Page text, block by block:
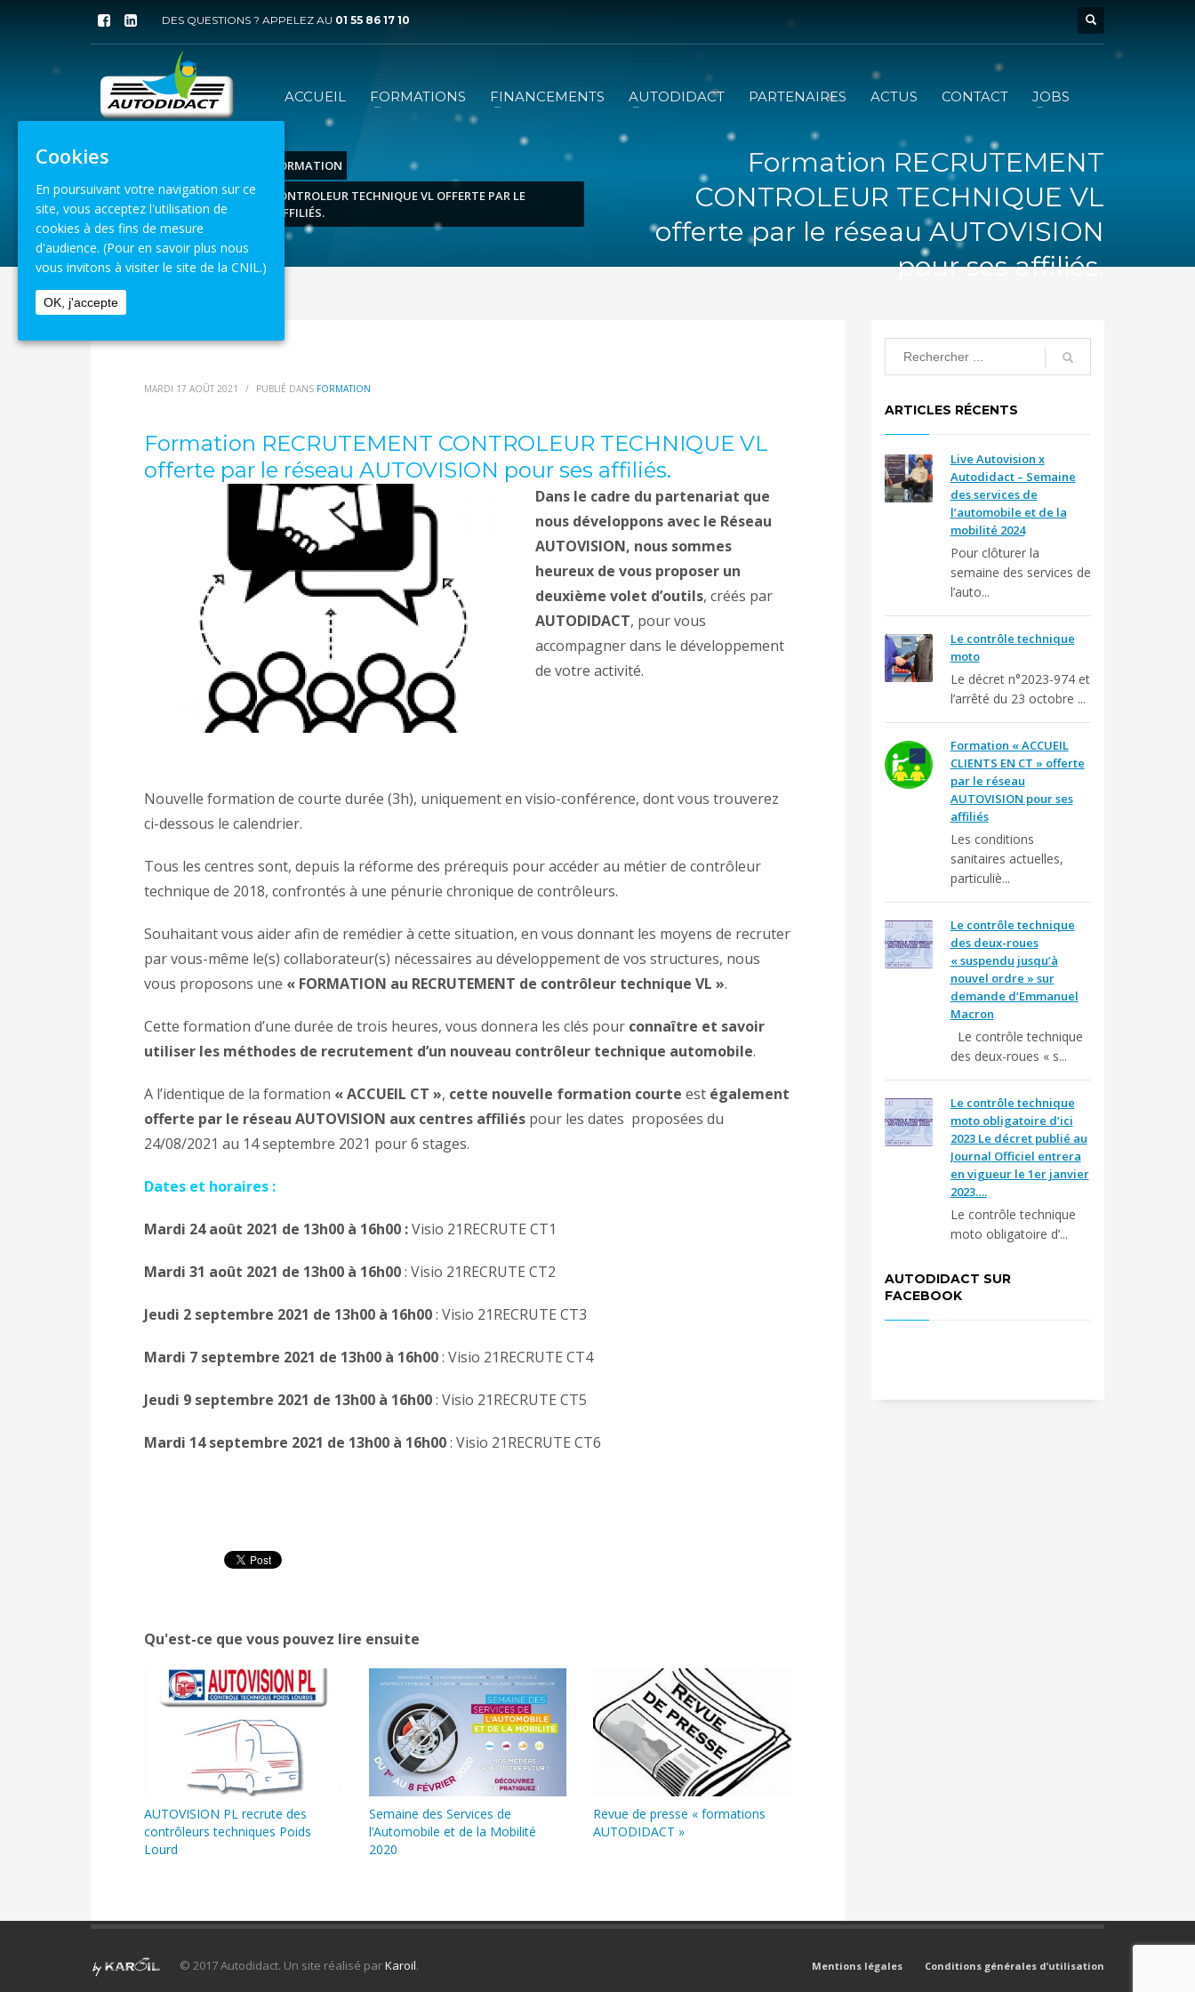
DES QUESTIONS ? APPELEZ AU 01 55 86 17 10
ACCUEIL FORMATIONS FINANCEMENTS AUTODIDACT PARTENAIRES ACTUS CONTACT JOBS
ACCUEIL
FORMATION
FORMATION RECRUTEMENT CONTROLEUR TECHNIQUE VL OFFERTE PAR LE
RÉSEAU AUTOVISION POUR SES AFFILIÉS.
8 août 2026
Formation RECRUTEMENT
CONTROLEUR TECHNIQUE VL
offerte par le réseau AUTOVISION
pour ses affiliés.
MARDI 17 AOÛT 2021 / PUBLIÉ DANS FORMATION
Formation RECRUTEMENT CONTROLEUR TECHNIQUE VL
offerte par le réseau AUTOVISION pour ses affiliés.
Dans le cadre du partenariat que
nous développons avec le Réseau
AUTOVISION, nous sommes
heureux de vous proposer un
deuxième volet d’outils, créés par
AUTODIDACT, pour vous
accompagner dans le développement
de votre activité.
Nouvelle formation de courte durée (3h), uniquement en visio-conférence, dont vous trouverez
ci-dessous le calendrier.
Tous les centres sont, depuis la réforme des prérequis pour accéder au métier de contrôleur
technique de 2018, confrontés à une pénurie chronique de contrôleurs.
Souhaitant vous aider afin de remédier à cette situation, en vous donnant les moyens de recruter
par vous-même le(s) collaborateur(s) nécessaires au développement de vos structures, nous
vous proposons une « FORMATION au RECRUTEMENT de contrôleur technique VL ».
Cette formation d’une durée de trois heures, vous donnera les clés pour connaître et savoir
utiliser les méthodes de recrutement d’un nouveau contrôleur technique automobile.
A l’identique de la formation « ACCUEIL CT », cette nouvelle formation courte est également
offerte par le réseau AUTOVISION aux centres affiliés pour les dates proposées du
24/08/2021 au 14 septembre 2021 pour 6 stages.
Dates et horaires :
Mardi 24 août 2021 de 13h00 à 16h00 :Visio 21RECRUTE CT1
Mardi 31 août 2021 de 13h00 à 16h00: Visio 21RECRUTE CT2
Jeudi 2 septembre 2021 de 13h00 à 16h00: Visio 21RECRUTE CT3
Mardi 7 septembre 2021 de 13h00 à 16h00: Visio 21RECRUTE CT4
Jeudi 9 septembre 2021 de 13h00 à 16h00: Visio 21RECRUTE CT5
Mardi 14 septembre 2021 de 13h00 à 16h00: Visio 21RECRUTE CT6
Qu'est-ce que vous pouvez lire ensuite
AUTOVISION PL recrute des
contrôleurs techniques Poids
Lourd
Semaine des Services de
l’Automobile et de la Mobilité
2020
Revue de presse « formations
AUTODIDACT »
ARTICLES RÉCENTS
Live Autovision x
Autodidact – Semaine
des services de
l’automobile et de la
mobilité 2024
Pour clôturer la
semaine des services de
l’auto...
Le contrôle technique
moto
Le décret n°2023-974 et
l’arrêté du 23 octobre ...
Formation « ACCUEIL
CLIENTS EN CT » offerte
par le réseau
AUTOVISION pour ses
affiliés
Les conditions
sanitaires actuelles,
particuliè...
Le contrôle technique
des deux-roues
« suspendu jusqu’à
nouvel ordre » sur
demande d’Emmanuel
Macron
Le contrôle technique
des deux-roues « s...
Le contrôle technique
moto obligatoire d’ici
2023 Le décret publié au
Journal Officiel entrera
en vigueur le 1er janvier
2023….
Le contrôle technique
moto obligatoire d’...
AUTODIDACT SUR
FACEBOOK
Mentions légales Conditions générales d’utilisation
© 2017 Autodidact. Un site réalisé parKaroil.
Cookies
En poursuivant votre navigation sur ce
site, vous acceptez l'utilisation de
cookies à des fins de mesure
d'audience. (Pour en savoir plus nous
vous invitons à visiter le site de la CNIL.)
OK, j'accepte